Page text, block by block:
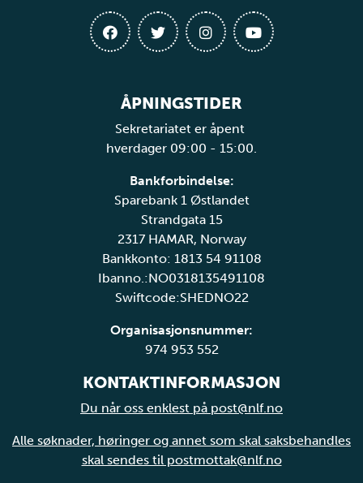
ÅPNINGSTIDER
Sekretariatet er åpent
hverdager 09:00 - 15:00.
Bankforbindelse:
Sparebank 1 Østlandet
Strandgata 15
2317 HAMAR, Norway
Bankkonto: 1813 54 91108
Ibanno.:NO0318135491108
Swiftcode:SHEDNO22
Organisasjonsnummer:
974 953 552
KONTAKTINFORMASJON
Du når oss enklest på post@nlf.no
Alle søknader, høringer og annet som skal saksbehandles
skal sendes til postmottak@nlf.no